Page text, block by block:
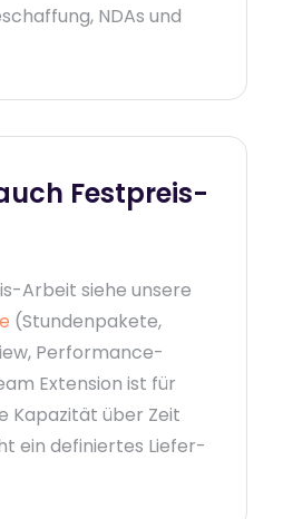
NDAs und
Festpreis-
Arbeit siehe unsere
(Stundenpakete,
Performance-
Extension ist für
Kapazität über Zeit
ein definiertes Liefer-